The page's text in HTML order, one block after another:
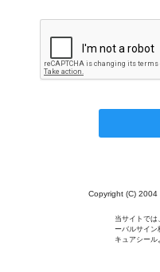
Copyright (C) 2004
当サイトで
ーバルサイン
キュアシール